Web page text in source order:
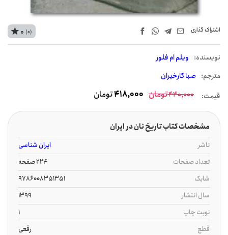
اشتراک‌ گذاری
نويسنده: ویلم ام فلور
مترجم: صبا کارخیران
0 (0)
قیمت: 440,000تومان 418,000تومان
مشخصات کتاب تاریخ نان در ایران
ناشر
ایران شناسی
تعداد صفحات
224 صفحه
شابک
9786008351351
سال انتشار
1399
نوبت چاپ
1
قطع
رقعی